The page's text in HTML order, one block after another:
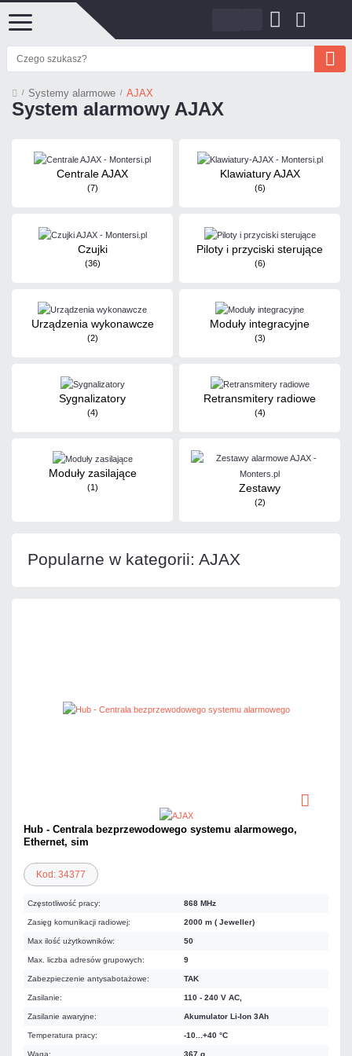
Systemy alarmowe AJAX
System alarmowy AJAX
Centrale AJAX
(7)
Klawiatury AJAX
(6)
Czujki
(36)
Piloty i przyciski sterujące
(6)
Urządzenia wykonawcze
(2)
Moduły integracyjne
(3)
Sygnalizatory
(4)
Retransmitery radiowe
(4)
Moduły zasilające
(1) Zestawy
(2)
Popularne w kategorii: AJAX
Hub - Centrala bezprzewodowego systemu alarmowego,
Ethernet, sim
Kod: 34377
Częstotliwość pracy: 868 MHz
Zasięg komunikacji radiowej: 2000 m ( Jeweller)
Max ilość użytkowników: 50
Max. liczba adresów grupowych: 9
Zabezpieczenie antysabotażowe: TAK
Zasilanie: 110 - 240 V AC,
Zasilanie awaryjne: Akumulator Li-Ion 3Ah
Temperatura pracy: -10...+40 °C
Waga: 367 g